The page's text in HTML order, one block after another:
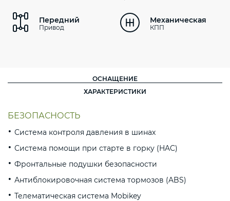
Передний
Привод
Механическая
КПП
ОСНАЩЕНИЕ
ХАРАКТЕРИСТИКИ
БЕЗОПАСНОСТЬ
Система контроля давления в шинах
Система помощи при старте в горку (HAC)
Фронтальные подушки безопасности
Антиблокировочная система тормозов (ABS)
Телематическая система Mobikey